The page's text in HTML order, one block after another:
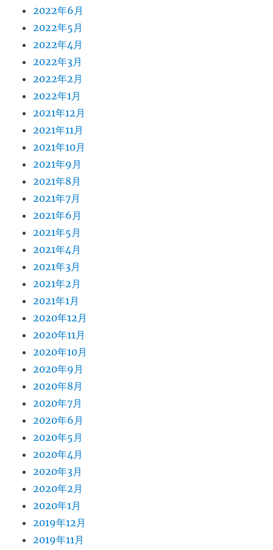
2022年6月
2022年5月
2022年4月
2022年3月
2022年2月
2022年1月
2021年12月
2021年11月
2021年10月
2021年9月
2021年8月
2021年7月
2021年6月
2021年5月
2021年4月
2021年3月
2021年2月
2021年1月
2020年12月
2020年11月
2020年10月
2020年9月
2020年8月
2020年7月
2020年6月
2020年5月
2020年4月
2020年3月
2020年2月
2020年1月
2019年12月
2019年11月